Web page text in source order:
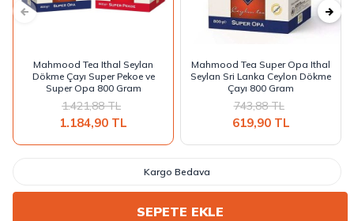
Mahmood Tea Ithal Seylan
Dökme Çayı Super Pekoe ve
Super Opa 800 Gram
1.421,88TL
1.184,90 TL
Mahmood Tea Super Opa Ithal
Seylan Sri Lanka Ceylon Dökme
Çayı 800 Gram
743,88TL
619,90TL
Kargo Bedava
SEPETE EKLE